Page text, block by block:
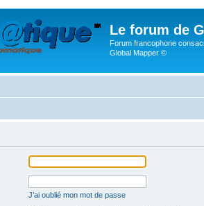
Le forum de
Forum francophone
Global Mapper ©
J’ai oublié mon mot de passe